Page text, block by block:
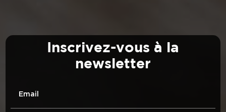
Inscrivez-vous à la
newsletter
Email